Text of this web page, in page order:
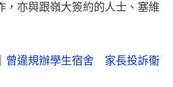
，亦與跟嶺大簽約的人士、塞維
曾違規辦學生宿舍 家長投訴衞